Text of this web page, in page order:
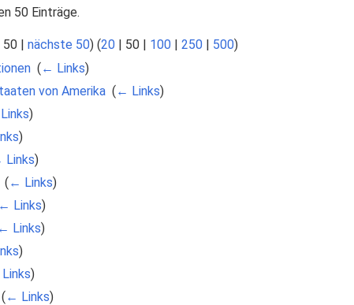
50 Einträge.
50 | nächste 50) (20 | 50 | 100 | 250 | 500)
‎ (← Links)
von Amerika‎ (← Links)
)
)
)
(← Links)
Links)
Links)
)
)
(← Links)